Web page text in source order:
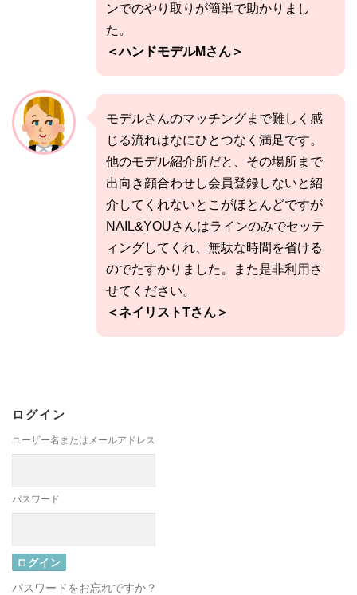
ンでのやり取りが簡単で助かりまし
た。
＜ハンドモデルMさん＞
モデルさんのマッチングまで難しく感
じる流れはなにひとつなく満足です。
他のモデル紹介所だと、その場所まで
出向き顔合わせし会員登録しないと紹
介してくれないとこがほとんどですが
NAIL&YOUさんはラインのみでセッテ
ィングしてくれ、無駄な時間を省ける
のでたすかりました。また是非利用さ
せてください。
＜ネイリストTさん＞
ログイン
ユーザー名またはメールアドレス
パスワード
パスワードをお忘れですか？